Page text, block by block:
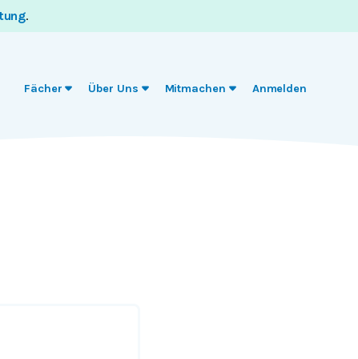
.
Fächer Über Uns Mitmachen Anmelden